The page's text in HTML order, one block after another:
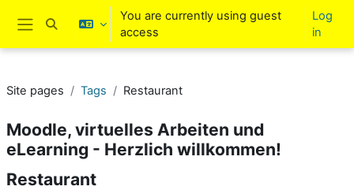
Skip to main content
Side panel
Toggle search input
You are currently using guest
access
Log
in
Site pages Tags Restaurant
Moodle, virtuelles Arbeiten und
eLearning - Herzlich willkommen!
Restaurant